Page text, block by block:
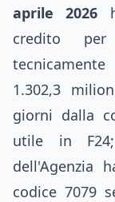
aprile 2026
credito
1.302,3
giorni dalla
utile in
dell'Agenzia
codice 7079